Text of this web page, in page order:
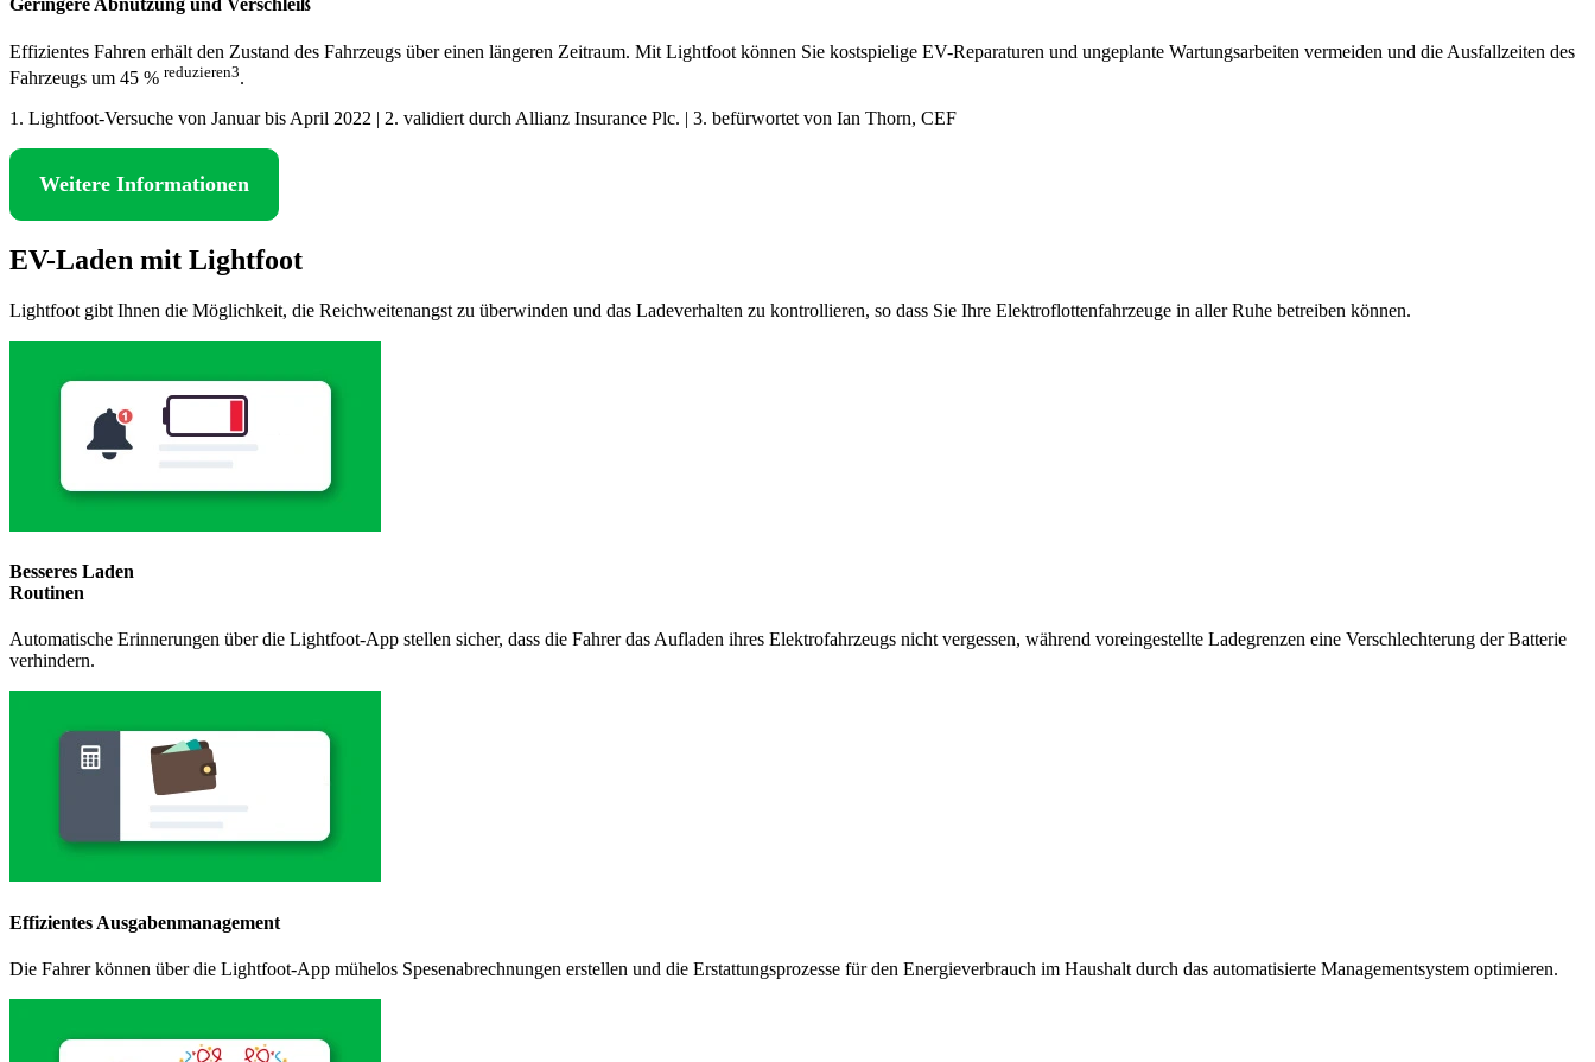
Geringere Abnutzung und Verschleiß
Effizientes Fahren erhält den Zustand des Fahrzeugs über einen längeren Zeitraum. Mit Lightfoot können Sie kostspielige EV-Reparaturen und ungeplante Wartungsarbeiten vermeiden und die Ausfallzeiten des
Fahrzeugs um 45 % reduzieren3.
1. Lightfoot-Versuche von Januar bis April 2022 | 2. validiert durch Allianz Insurance Plc. | 3. befürwortet von Ian Thorn, CEF
Weitere Informationen
EV-Laden mit Lightfoot
Lightfoot gibt Ihnen die Möglichkeit, die Reichweitenangst zu überwinden und das Ladeverhalten zu kontrollieren, so dass Sie Ihre Elektroflottenfahrzeuge in aller Ruhe betreiben können.
Besseres Laden
Routinen
Automatische Erinnerungen über die Lightfoot-App stellen sicher, dass die Fahrer das Aufladen ihres Elektrofahrzeugs nicht vergessen, während voreingestellte Ladegrenzen eine Verschlechterung der Batterie
verhindern.
Effizientes Ausgabenmanagement
Die Fahrer können über die Lightfoot-App mühelos Spesenabrechnungen erstellen und die Erstattungsprozesse für den Energieverbrauch im Haushalt durch das automatisierte Managementsystem optimieren.